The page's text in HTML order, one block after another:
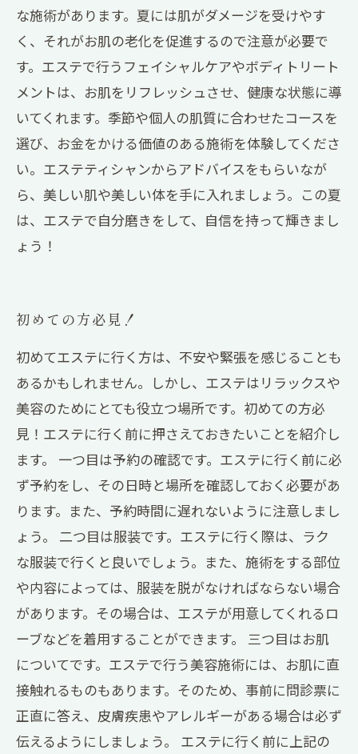
な施術があります。夏には肌がダメージを受けやす
く、それがお肌の老化を促進するので注意が必要で
す。エステで行うフェイシャルケアやボディトリート
メントは、お肌をリフレッシュさせ、健康な状態に導
いてくれます。季節や個人の肌質に合わせたコースを
選び、お金をかける価値のある施術を体験してくださ
い。エステティシャンからアドバイスをもらいなが
ら、美しい肌や美しい体を手に入れましょう。この夏
は、エステで自分磨きをして、自信を持って輝きまし
ょう！
初めての方必見！
初めてエステに行く方は、不安や緊張を感じることも
あるかもしれません。しかし、エステはリラックスや
美容のためにとても役立つ場所です。初めての方必
見！エステに行く前に押さえておきたいことを紹介し
ます。 一つ目は予約の確認です。エステに行く前に必
ず予約をし、その日時と場所を確認しておく必要があ
ります。また、予約時間に遅れないように注意しまし
ょう。 二つ目は服装です。エステに行く際は、ラク
な服装で行くと良いでしょう。また、施術をする部位
や内容によっては、服装を脱がなければならない場合
があります。その場合は、エステが用意してくれるロ
ーブなどを着用することができます。 三つ目はお肌
についてです。エステで行う美容施術には、お肌に直
接触れるものもあります。そのため、事前に問診票に
正直に答え、皮膚疾患やアレルギーがある場合は必ず
伝えるようにしましょう。 エステに行く前に上記の